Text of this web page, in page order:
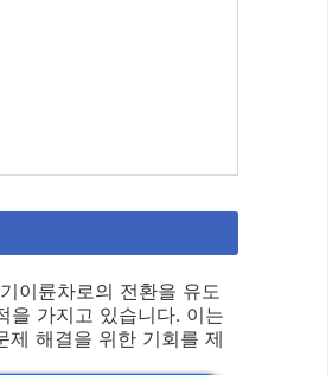
이륜차로의 전환을 유도
을 가지고 있습니다. 이는
제 해결을 위한 기회를 제